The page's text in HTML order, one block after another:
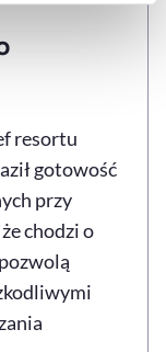
resortu
gotowość
przy
chodzi o